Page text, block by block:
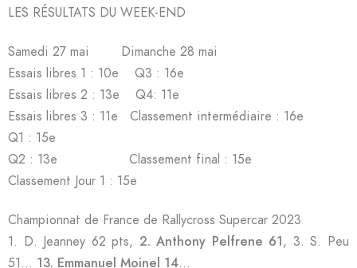
LES RÉSULTATS DU WEEK-END
Samedi 27 mai Dimanche 28 mai
Essais libres 1 : 10e Q3 : 16e
Essais libres 2 : 13e Q4: 11e
Essais libres 3 : 11e Classement intermédiaire : 16e
Q1 : 15e
Q2 : 13e Classement final : 15e
Classement Jour 1 : 15e
Championnat de France de Rallycross Supercar 2023
1. D. Jeanney 62 pts, 2. Anthony Pelfrene 61, 3. S. Peu
51… 13. Emmanuel Moinel 14…